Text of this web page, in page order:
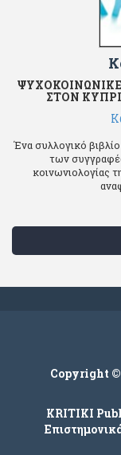
ΣΤΟΝ
Ένα συλλογικό
των
κοινωνιολογίας
Copyright ©
KRITIKI